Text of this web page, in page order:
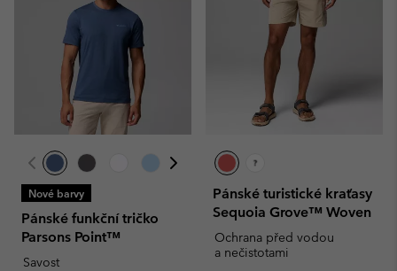
Nové barvy
Pánské funkční tričko
Parsons Point™
Savost
Pánské turistické kraťasy
Sequoia Grove™ Woven
Ochrana před vodou
a nečistotami